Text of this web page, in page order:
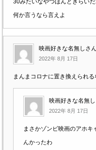
30みたいなやつほんときらい
何か言うなら言えよ
映画好きな名無しさん
2022年 8月 17日
まんまコロナに置き換えられる
映画好きな名無
2022年 8月 17日
まさかゾンビ映画のアホ
んかったわ